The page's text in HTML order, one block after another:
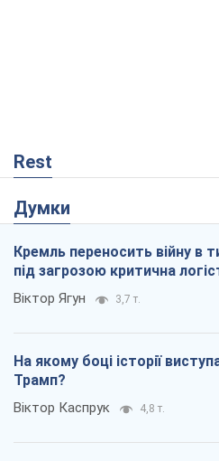
Rest
Думки
Кремль переносить війну в
під загрозою критична
Віктор Ягун 3,7 т.
На якому боці історії
Трамп?
Віктор Каспрук 4,8 т.